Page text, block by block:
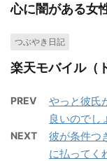
心に闇がある女
つぶやき日記
楽天モバイル（
PREV
やっと彼氏
良いのでし
NEXT
彼が条件つ
に払ってく